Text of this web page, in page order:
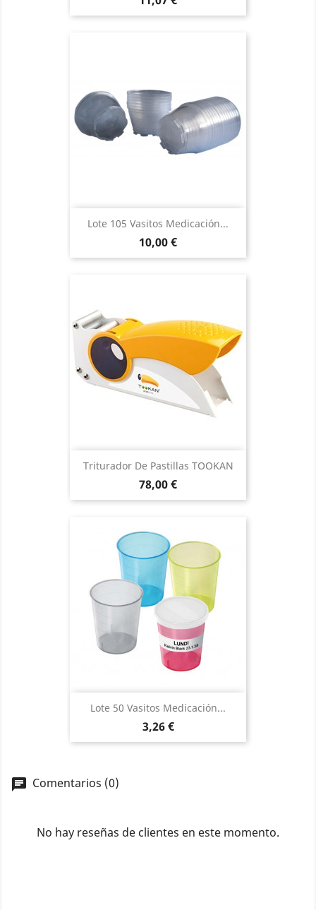
Lote 105 Vasitos Medicación...
Precio
10,00 €
Triturador De Pastillas TOOKAN
Precio
78,00 €
Lote 50 Vasitos Medicación...
Precio
3,26 €
Comentarios (0)
No hay reseñas de clientes en este momento.